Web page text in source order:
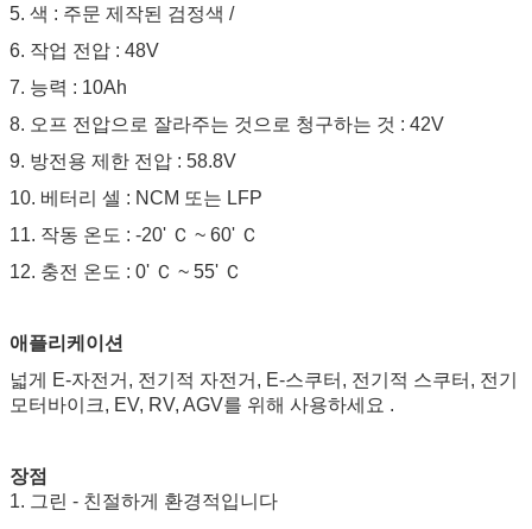
5. 색 : 주문 제작된 검정색 /
6. 작업 전압 : 48V
7. 능력 : 10Ah
8. 오프 전압으로 잘라주는 것으로 청구하는 것 : 42V
9. 방전용 제한 전압 : 58.8V
10. 베터리 셀 : NCM 또는 LFP
11. 작동 온도 : -20' Ｃ ~ 60' Ｃ
12. 충전 온도 : 0' Ｃ ~ 55' Ｃ
애플리케이션
넓게 E-자전거, 전기적 자전거, E-스쿠터, 전기적 스쿠터, 전기
모터바이크, EV, RV, AGV를 위해 사용하세요 .
장점
1. 그린 - 친절하게 환경적입니다